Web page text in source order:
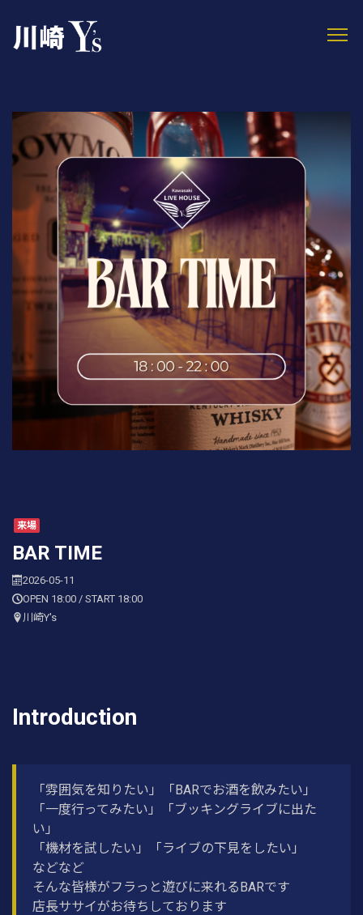
来場
BAR TIME
2026-05-11
OPEN 18:00 / START 18:00
川崎Y's
Introduction
「雰囲気を知りたい」「BARでお酒を飲みたい」
「一度行ってみたい」「ブッキングライブに出た
い」
「機材を試したい」「ライブの下見をしたい」
などなど
そんな皆様がフラっと遊びに来れるBARです
店長ササイがお待ちしております